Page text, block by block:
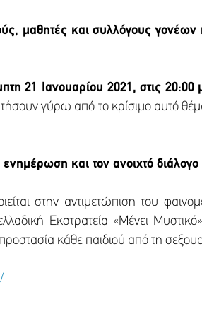
μαθητές και συλλόγους
21 Ιανουαρίου 2021, στις 20:00
γύρω από το κρίσιμο αυτό
και τον ανοιχτό
στην αντιμετώπιση του
Εκστρατεία «Μένει
κάθε παιδιού από τη